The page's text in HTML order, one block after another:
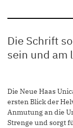
Die Schrift
sein und am
Die Neue Haas
ersten Blick der
Anmutung an die
Strenge und sorgt